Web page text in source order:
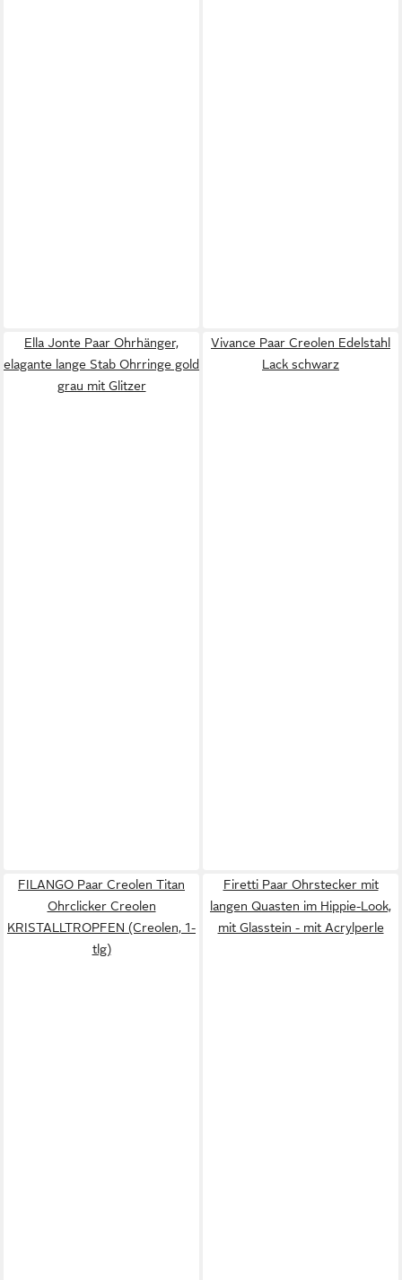
Ella Jonte Paar Ohrhänger,
elagante lange Stab Ohrringe gold
grau mit Glitzer
Vivance Paar Creolen Edelstahl
Lack schwarz
FILANGO Paar Creolen Titan
Ohrclicker Creolen
KRISTALLTROPFEN (Creolen, 1-
tlg)
Firetti Paar Ohrstecker mit
langen Quasten im Hippie-Look,
mit Glasstein - mit Acrylperle